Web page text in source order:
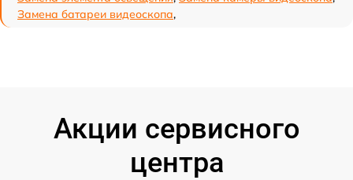
Замена батареи видеоскопа,
Акции сервисного
центра